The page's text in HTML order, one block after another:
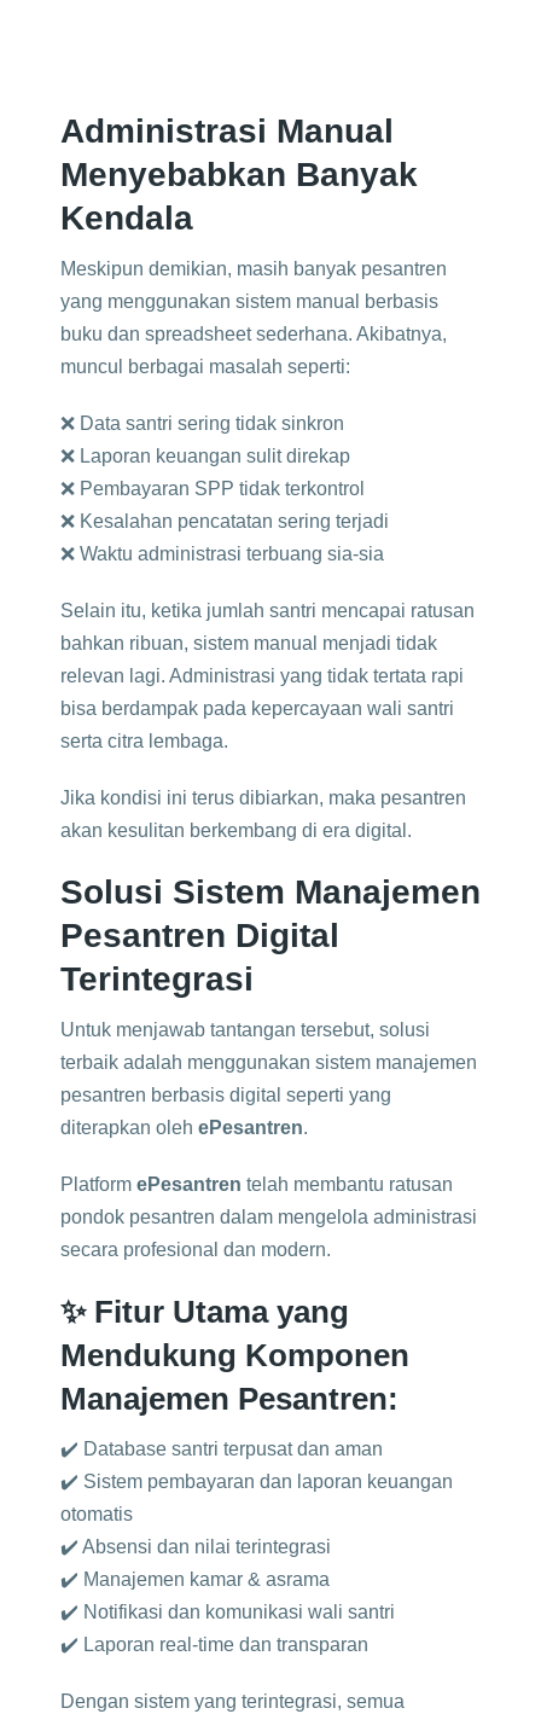
Administrasi Manual
Menyebabkan Banyak
Kendala
Meskipun demikian, masih banyak pesantren
yang menggunakan sistem manual berbasis
buku dan spreadsheet sederhana. Akibatnya,
muncul berbagai masalah seperti:
❌ Data santri sering tidak sinkron
❌ Laporan keuangan sulit direkap
❌ Pembayaran SPP tidak terkontrol
❌ Kesalahan pencatatan sering terjadi
❌ Waktu administrasi terbuang sia-sia
Selain itu, ketika jumlah santri mencapai ratusan
bahkan ribuan, sistem manual menjadi tidak
relevan lagi. Administrasi yang tidak tertata rapi
bisa berdampak pada kepercayaan wali santri
serta citra lembaga.
Jika kondisi ini terus dibiarkan, maka pesantren
akan kesulitan berkembang di era digital.
Solusi Sistem Manajemen
Pesantren Digital
Terintegrasi
Untuk menjawab tantangan tersebut, solusi
terbaik adalah menggunakan sistem manajemen
pesantren berbasis digital seperti yang
diterapkan oleh ePesantren.
Platform ePesantren telah membantu ratusan
pondok pesantren dalam mengelola administrasi
secara profesional dan modern.
✨ Fitur Utama yang
Mendukung Komponen
Manajemen Pesantren:
✔️ Database santri terpusat dan aman
✔️ Sistem pembayaran dan laporan keuangan
otomatis
✔️ Absensi dan nilai terintegrasi
✔️ Manajemen kamar & asrama
✔️ Notifikasi dan komunikasi wali santri
✔️ Laporan real-time dan transparan
Dengan sistem yang terintegrasi, semua